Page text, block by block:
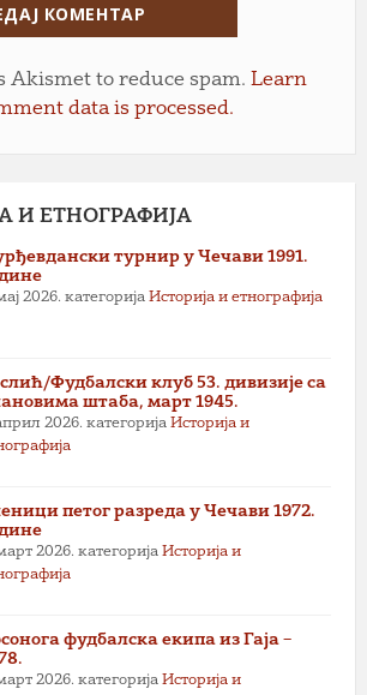
Akismet to reduce spam. Learn
data is processed.
И ЕТНОГРАФИЈА
турнир у Чечави 1991.
2026. категорија Историја и етнографија
Фудбалски клуб 53. дивизије са
штаба, март 1945.
2026. категорија Историја и
петог разреда у Чечави 1972.
2026. категорија Историја и
фудбалска екипа из Гаја –
2026. категорија Историја и